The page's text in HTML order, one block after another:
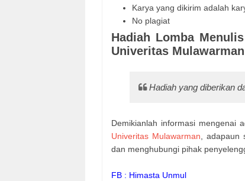
Karya yang dikirim adalah
No plagiat
Hadiah Lomba
Univeritas Mulawarman
Hadiah yang diberikan
Demikianlah informasi mengenai
Univeritas Mulawarman ,
dan menghubungi pihak
FB : Himasta Unmul